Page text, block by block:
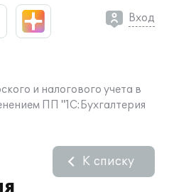
Вход
и налогового учета в
ПП "1С:Бухгалтерия
К списку